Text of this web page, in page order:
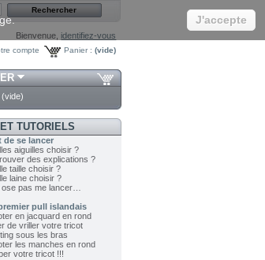
Bienvenue, identifiez-vous
Panier : (vide)
compte
(vide)
TUTORIELS
de se lancer
aiguilles choisir ?
des explications ?
taille choisir ?
laine choisir ?
pas me lancer…
pull islandais
en jacquard en rond
de vriller votre tricot
sous les bras
les manches en rond
votre tricot !!!
J'accepte